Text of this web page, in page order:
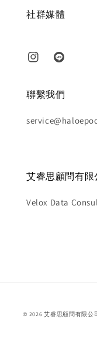
社群媒體
聯繫我們
艾睿思顧問有限
Velox Data
© 2026 艾睿思顧問有限公